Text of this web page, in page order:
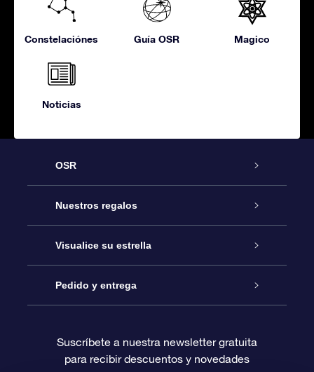
Constelaciónes Guía OSR Magico
Noticias
OSR
Atención
Contáctanos
Blog
Reseñas
Nuestros regalos
Regalo Estrella Online
Paquete de Regalo OSR
Tarjeta de Regalo OSR
Visualice su estrella
Registro estelar
Página de Estrella Personalizada
Pedido y entrega
Información de Pago
Suscríbete a nuestra newsletter gratuita
para recibir descuentos y novedades